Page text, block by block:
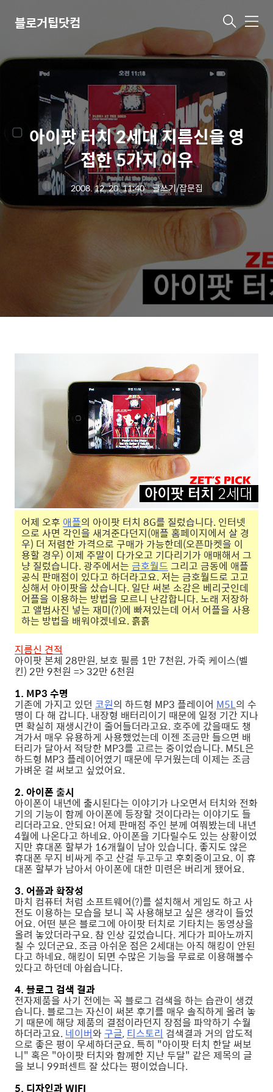
블로거팁닷컴 메
뉴
아이팟 터치 2세대 지름신을 영
접한 5가지 이유
2008. 12. 20. 11:40ㆍ글쓰기/잡문집
어제 오후 애플의 아이팟 터치 8G를 질렀습니다. 인터넷
으로 사면 각인을 새겨준다던지(애플 홈페이지에서 살 경
우) 더 저렴한 가격으로 구매가 가능한데(오픈마켓을 이
용할 경우) 이제 주말이 다가오고 기다리기가 애매해서 그
냥 질렀습니다. 광주에서는 금호월드 그리고 금동에 애플
공식 판매점이 있다고 하더라고요. 저는 금호월드로 고고
싱해서 아이팟을 샀습니다. 일단 써본 소감은 베리굿인데
어플을 이용하는 방법을 모르니 난감합니다. 노래 저장하
고 앨범사진 넣는 재미(?)에 빠져있는데 어서 어플을 사용
하는 방법을 배워야겠네요. 흙흙
지름신 견적
아이팟 본체 28만원, 보호 필름 1만 7천원, 가죽 케이스(벨
킨) 2만 9천원 => 32만 6천원
1. MP3 수명
기존에 가지고 있던 코원의 하드형 MP3 플레이어 M5L의 수
명이 다 해 갑니다. 내장형 배터리이기 때문에 일정 기간 지나
면 확실히 재생시간이 줄어들더라고요. 호주에 갔을때도 챙
겨가서 매우 유용하게 사용했었는데 이젠 조금만 들으면 배
터리가 달아서 적당한 MP3를 고르는 중이었습니다. M5L은
하드형 MP3 플레이어였기 때문에 무거웠는데 이제는 조금
가벼운 걸 써보고 싶었어요.
2. 아이폰 출시
아이폰이 내년에 출시된다는 이야기가 나오면서 터치와 전화
기의 기능이 함께 아이폰에 등장할 것이다라는 이야기도 들
리더라고요. 안되요! 어제 판매점 주인 분께 여쭤봤는데 내년
4월에 나온다고 하네요. 아이폰을 기다릴수도 있는 상황이었
지만 휴대폰 할부가 16개월이 남아 있습니다. 좋지도 않은
휴대폰 무지 비싸게 주고 산걸 두고두고 후회중이고요. 이 휴
대폰 할부가 남아서 아이폰에 대한 미련은 버리게 됐어요.
3. 어플과 확장성
마치 컴퓨터 처럼 소프트웨어(?)를 설치해서 게임도 하고 사
전도 이용하는 모습을 보니 꼭 사용해보고 싶은 생각이 들었
어요. 어떤 분은 블로그에 아이팟 터치로 기타치는 동영상을
올려 놓았더라구요. 참 인상 깊었습니다. 게다가 피아노까지
칠 수 있더군요. 조금 아쉬운 점은 2세대는 아직 해킹이 안된
다고 하네요. 해킹이 되면 수많은 기능을 무료로 이용해볼수
있다고 하던데 아쉽습니다.
4. 블로그 검색 결과
전자제품을 사기 전에는 꼭 블로그 검색을 하는 습관이 생겼
습니다. 블로그는 자신이 써본 후기를 매우 솔직하게 올려 놓
기 때문에 해당 제품의 결점이라던지 장점을 파악하기 수월
하더라고요. 네이버와구글, 티스토리 검색결과 거의 압도적
으로 좋은 평이 우세하더군요. 특히 "아이팟 터치 한달 써보
니" 혹은 "아이팟 터치와 함께한 지난 두달" 같은 제목의 글
을 보니 99퍼센트 잘 샀다는 평이었습니다.
5. 디자인과 WIFI